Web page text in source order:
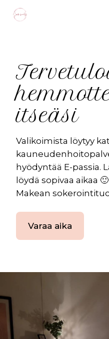
itseäsi
Valikoimista löytyy
hyödyntää E-passia.
löydä sopivaa aikaa
Makean
Varaa aika